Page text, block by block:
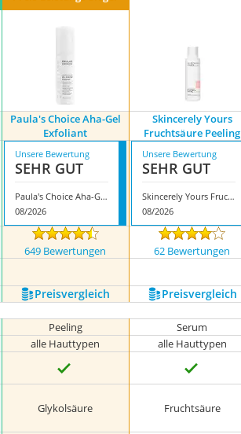
Paula's Choice Aha-Gel
Exfoliant
Skincerely Yours
Fruchtsäure Peeling
Unsere Bewertung
SEHR GUT
Paula's Choice Aha-Gel Exfoliant
08/2026
Unsere Bewertung
SEHR GUT
Skincerely Yours Fruchtsäure Peeling
08/2026
649 Bewertungen 62 Bewertungen
Preis­vergleich Preis­vergleich
Peeling Serum
alle Hauttypen alle Hauttypen
Glykolsäure Fruchtsäure